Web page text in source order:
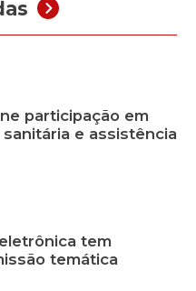
participação em
e assistência
tem
temática